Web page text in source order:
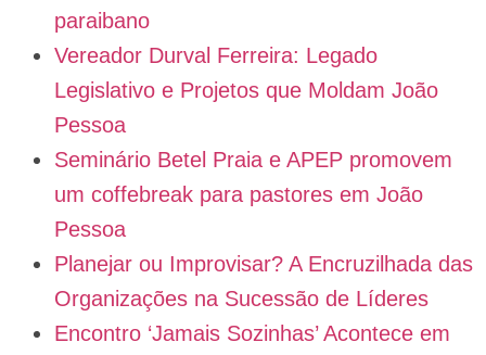
paraibano
Vereador Durval Ferreira: Legado
Legislativo e Projetos que Moldam João
Pessoa
Seminário Betel Praia e APEP promovem
um coffebreak para pastores em João
Pessoa
Planejar ou Improvisar? A Encruzilhada das
Organizações na Sucessão de Líderes
Encontro ‘Jamais Sozinhas’ Acontece em